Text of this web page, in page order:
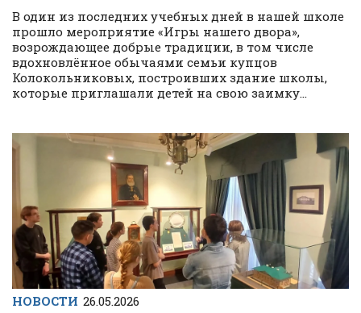
В один из последних учебных дней в нашей школе
прошло мероприятие «Игры нашего двора»,
возрождающее добрые традиции, в том числе
вдохновлённое обычаями семьи купцов
Колокольниковых, построивших здание школы,
которые приглашали детей на свою заимку...
НОВОСТИ 26.05.2026